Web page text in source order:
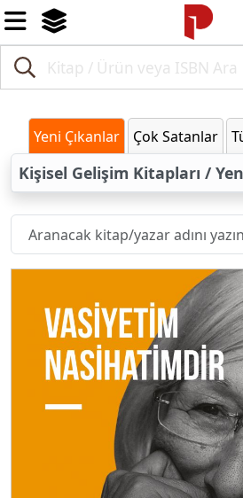
Yeni Çıkanlar Çok Satanlar
Kişisel Gelişim Kitapları /